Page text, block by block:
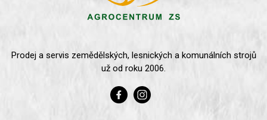
Prodej a servis zemědělských, lesnických a komunálních strojů
už od roku 2006.